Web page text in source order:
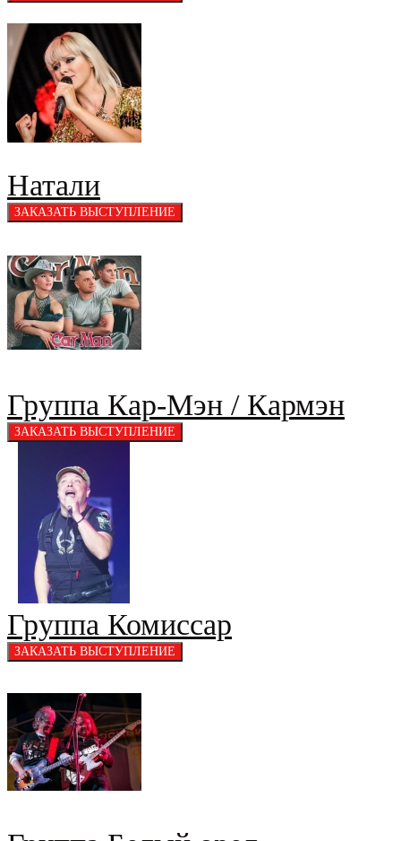
Натали
Группа Кар-Мэн / Кармэн
Группа Комиссар